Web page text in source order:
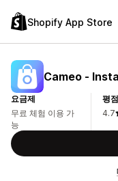
Shopify App Store
Cameo ‑
요금제
무료 체험 이용 가
능
평점
4.7